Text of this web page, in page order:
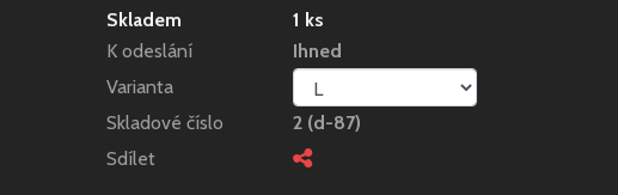
Skladem
1 ks
K odeslání
Ihned
Varianta
Skladové číslo
2 (d-87)
Sdílet